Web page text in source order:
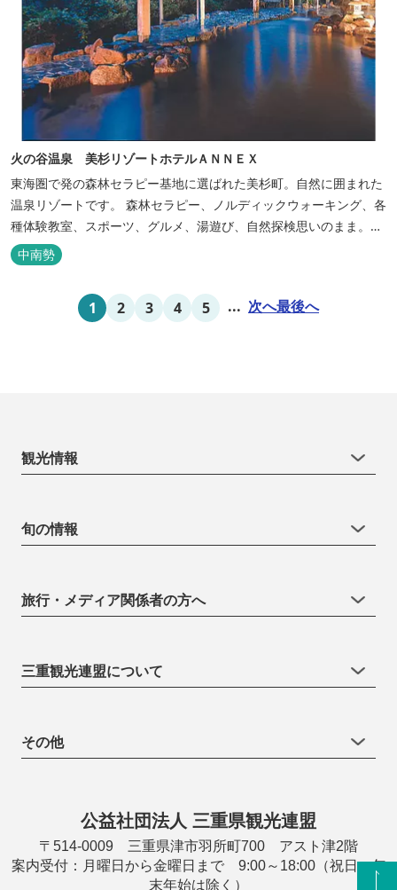
火の谷温泉 美杉リゾートホテルＡＮＮＥＸ
東海圏で発の森林セラピー基地に選ばれた美杉町。自然に囲まれた
温泉リゾートです。 森林セラピー、ノルディックウォーキング、各
種体験教室、スポーツ、グルメ、湯遊び、自然探検思いのまま。思
いきり遊んだ後は温泉でゆったり、のんびり。お料理は和洋バイキ
ングに豪華会席料理。バイキングでは、毎日餅つき、夏は流しそう
付き客室、露天風呂・ジ...
中南勢
1 2 3 4 5 ... 次へ最後へ
観光情報
旬の情報
旅行・メディア関係者の方へ
三重観光連盟について
その他
公益社団法人 三重県観光連盟
〒514-0009 三重県津市羽所町700 アスト津2階
案内受付：月曜日から金曜日まで 9:00～18:00（祝日・年
末年始は除く）